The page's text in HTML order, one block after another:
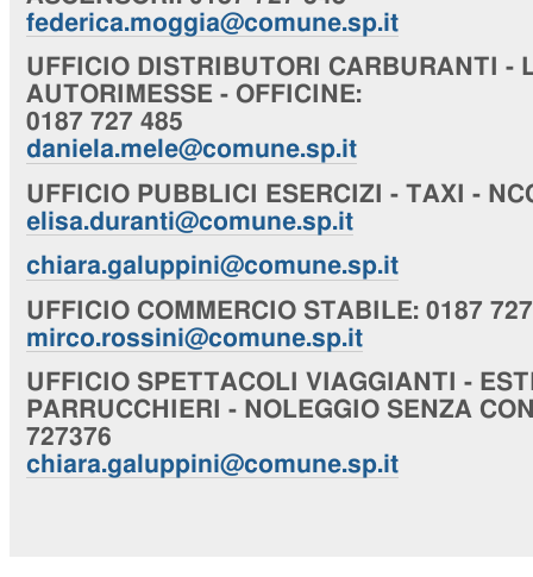
federica.moggia@comune.sp.it
UFFICIO DISTRIBUTORI CARBURANTI -
AUTORIMESSE - OFFICINE:
0187 727 485
daniela.mele@comune.sp.it
UFFICIO PUBBLICI ESERCIZI - TAXI -
elisa.duranti@comune.sp.it
chiara.galuppini@comune.sp.it
UFFICIO COMMERCIO STABILE: 0187
mirco.rossini@comune.sp.it
UFFICIO SPETTACOLI VIAGGIANTI -
PARRUCCHIERI - NOLEGGIO SENZA
727376
chiara.galuppini@comune.sp.it